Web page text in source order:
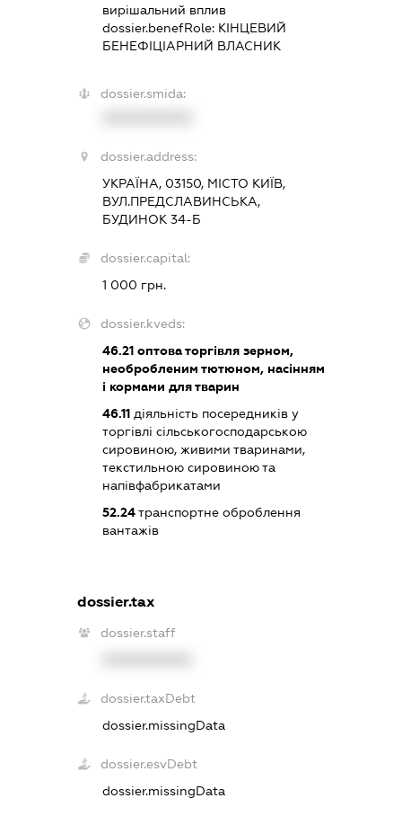
вирішальний вплив
dossier.benefRole: КІНЦЕВИЙ
БЕНЕФІЦІАРНИЙ ВЛАСНИК
dossier.smida:
dossier.address:
УКРАЇНА, 03150, МІСТО КИЇВ,
ВУЛ.ПРЕДСЛАВИНСЬКА,
БУДИНОК 34-Б
dossier.capital:
1 000 грн.
dossier.kveds:
46.21оптова торгівля зерном,
необробленим тютюном, насінням
і кормами для тварин
46.11діяльність посередників у
торгівлі сільськогосподарською
сировиною, живими тваринами,
текстильною сировиною та
напівфабрикатами
52.24транспортне оброблення
вантажів
dossier.tax
dossier.staff
dossier.taxDebt
dossier.missingData
dossier.esvDebt
dossier.missingData